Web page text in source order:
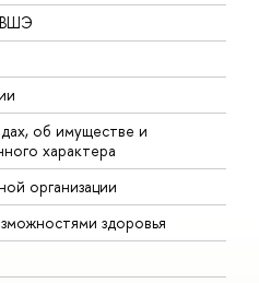
ВШЭ
об имуществе и
характера
организации
здоровья